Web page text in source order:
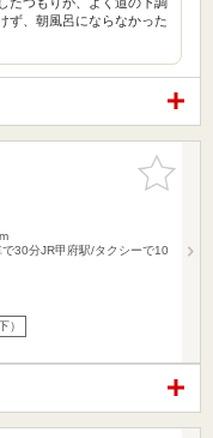
ず、朝風呂にならなかった
お気に入
りに追加
30分JR甲府駅/タクシーで10
）